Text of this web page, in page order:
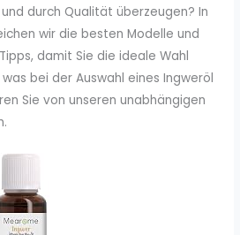
durch Qualität überzeugen? In
wir die besten Modelle und
damit Sie die ideale Wahl
bei der Auswahl eines Ingweröl
Sie von unseren unabhängigen